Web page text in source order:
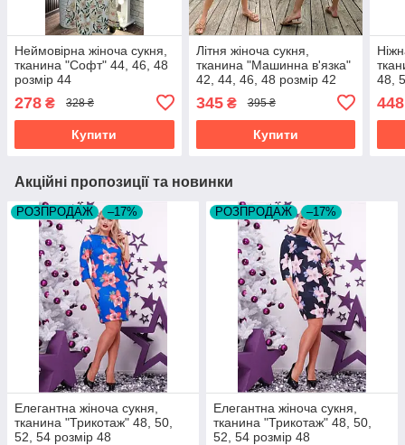
Неймовірна жіноча сукня,
тканина "Софт" 44, 46, 48
розмір 44
278 ₴ 328 ₴
Купити
Літня жіноча сукня,
тканина "Машинна в'язка"
42, 44, 46, 48 розмір 42
345₴ 395 ₴
Купити
48,
448
Акційні пропозиції та новинки
РОЗПРОДАЖ –17%
Елегантна жіноча сукня,
тканина "Трикотаж" 48, 50,
52, 54 розмір 48
РОЗПРОДАЖ –17%
Елегантна жіноча сукня,
тканина "Трикотаж" 48, 50,
52, 54 розмір 48